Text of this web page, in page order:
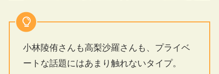
小林陵侑さんも高梨沙羅さんも、プライベ
ートな話題にはあまり触れないタイプ。